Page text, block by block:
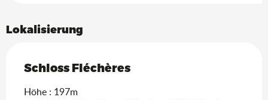
Lokalisierung
Schloss Fléchères
Höhe : 197m